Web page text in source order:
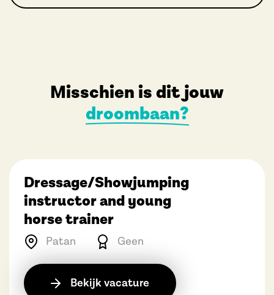
Misschien is dit jouw
droombaan?
Dressage/Showjumping
instructor and young
horse trainer
Patan Geen
Bekijk vacature